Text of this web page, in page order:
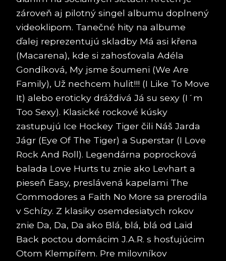
zároveň aj pilotný singel albumu doplnený
videoklipom. Tanečné hity na albume
ďalej reprezentujú skladby Má asi křena
(Macarena), kde si zahosťovala Adéla
Gondíková, My jsme šoumeni (We Are
Family), Už nechcem hulit!!! (I Like To Move
It) alebo eroticky dráždivá Já su sexy (I´m
Too Sexy). Klasické rockové kúsky
zastupujú Ice Hockey Tiger čili Náš Jarda
Jágr (Eye Of The Tiger) a Superstar (I Love
Rock And Roll). Legendárna poprocková
balada Love Hurts tu znie ako Levhart a
pieseň Easy, preslávená kapelami The
Commodores a Faith No More sa prerodila
v Schízy. Z klasiky osemdesiatych rokov
znie Da, Da, Da ako Blá, blá, blá od Laid
Back poctou domácim J.A.R. s hosťujúcim
Otom Klempířem. Pre milovníkov